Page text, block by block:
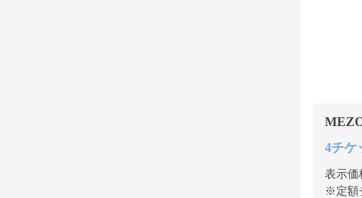
4チケ
表示価
※定額